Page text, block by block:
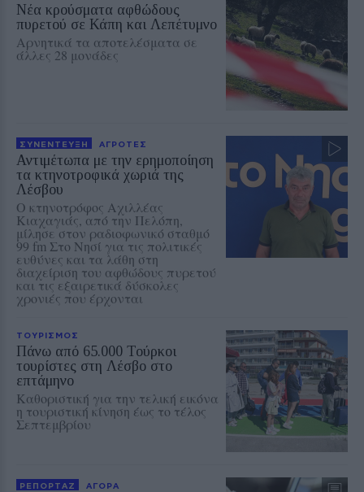
Νέα κρούσματα αφθώδους
πυρετού σε Κάπη και Λεπέτυμνο
Αρνητικά τα αποτελέσματα σε
άλλες 28 μονάδες
ΣΥΝΕΝΤΕΥΞΗ ΑΓΡΟΤΕΣ
Αντιμέτωπα με την ερημοποίηση
τα κτηνοτροφικά χωριά της
Λέσβου
Ο κτηνοτρόφος Αχιλλέας
Κιαχαγιάς, από την Πελόπη,
μίλησε στον ραδιοφωνικό σταθμό
99 fm Στο Νησί για τις πολιτικές
ευθύνες και τα λάθη στη
διαχείριση του αφθώδους πυρετού
και τις εξαιρετικά δύσκολες
χρονιές που έρχονται
ΤΟΥΡΙΣΜΟΣ
Πάνω από 65.000 Τούρκοι
τουρίστες στη Λέσβο στο
επτάμηνο
Καθοριστική για την τελική εικόνα
η τουριστική κίνηση έως το τέλος
Σεπτεμβρίου
ΡΕΠΟΡΤΑΖ ΑΓΟΡΑ